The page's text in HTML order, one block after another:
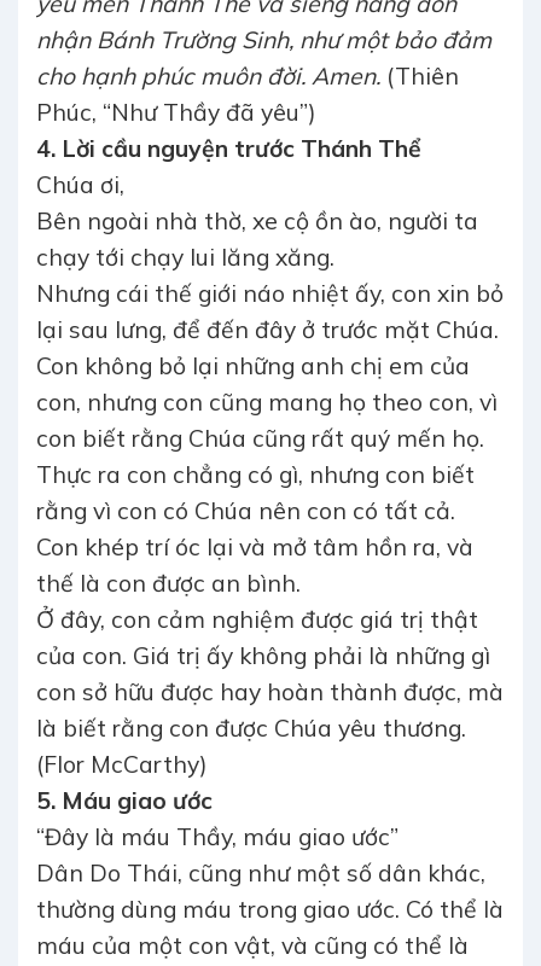
nhận Bánh Trường Sinh, như một bảo đảm
cho hạnh phúc muôn đời. Amen. (Thiên
Phúc, “Như Thầy đã yêu”)
4. Lời cầu nguyện trước Thánh Thể
Chúa ơi,
Bên ngoài nhà thờ, xe cộ ồn ào, người ta
chạy tới chạy lui lăng xăng.
Nhưng cái thế giới náo nhiệt ấy, con xin bỏ
lại sau lưng, để đến đây ở trước mặt Chúa.
Con không bỏ lại những anh chị em của
con, nhưng con cũng mang họ theo con, vì
con biết rằng Chúa cũng rất quý mến họ.
Thực ra con chẳng có gì, nhưng con biết
rằng vì con có Chúa nên con có tất cả.
Con khép trí óc lại và mở tâm hồn ra, và
thế là con được an bình.
Ở đây, con cảm nghiệm được giá trị thật
của con. Giá trị ấy không phải là những gì
con sở hữu được hay hoàn thành được, mà
là biết rằng con được Chúa yêu thương.
(Flor McCarthy)
5. Máu giao ước
“Đây là máu Thầy, máu giao ước”
Dân Do Thái, cũng như một số dân khác,
thường dùng máu trong giao ước. Có thể là
máu của một con vật, và cũng có thể là